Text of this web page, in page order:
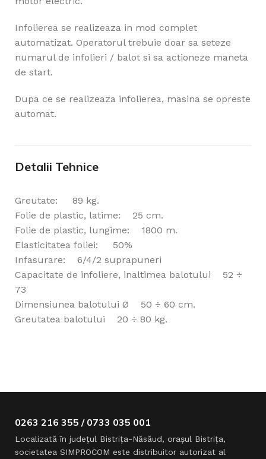
Infolierea se realizeaza in mod complet
automatizat. Operatorul trebuie doar sa seteze
numarul de infolieri / balot si sa actioneze maneta
de start.
Dupa ce se realizeaza infolierea, masina se opreste
automat.
Detalii Tehnice
Greutate: 89 kg.
Folie de plastic, latime: 25 cm.
Folie de plastic, lungime: 1800 m.
Elasticitatea foliei: 50%
Infasurare: 6/4/2 suprapuneri
Capacitate de infoliere, inaltimea balotului 52 ÷
73
Dimensiunea balotului Ø 50 ÷ 60 cm.
Greutatea balotului 20 ÷ 80 kg.
0263 216 355 / 0733 035 001
Localizată în judeţul Bistriţa-Năsăud, oraşul Bistriţa,
societatea SIMPROCOM este distribuitor autorizat al